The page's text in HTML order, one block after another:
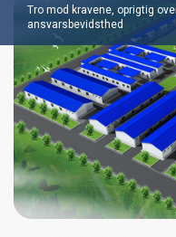
Tro mod kravene, oprigtig
ansvarsbevidsthed